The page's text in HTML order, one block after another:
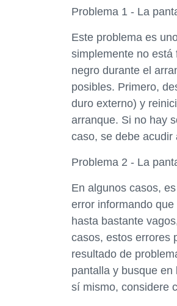
Problema 1 - La
Este problema es
simplemente no está
negro durante el
posibles. Primero,
duro externo) y
arranque. Si no hay
caso, se debe acudir
Problema 2 - La
En algunos casos,
error informando
hasta bastante
casos, estos errores
resultado de
pantalla y busque
sí mismo, considere